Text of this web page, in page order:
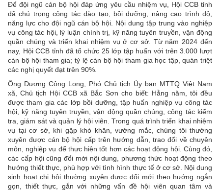
Để đội ngũ cán bộ hội đáp ứng yêu cầu nhiệm vụ, Hội CCB tỉnh
đã chú trọng công tác đào tạo, bồi dưỡng, nâng cao trình độ,
năng lực cho đội ngũ cán bộ hội. Nội dung tập trung vào nghiệp
vụ công tác hội, lý luận chính trị, kỹ năng tuyên truyền, vận động
quần chúng và triển khai nhiệm vụ ở cơ sở. Từ năm 2024 đến
nay, Hội CCB tỉnh đã tổ chức 25 lớp tập huấn với trên 3.000 lượt
cán bộ hội tham gia; tỷ lệ cán bộ hội tham gia học tập, quán triệt
các nghị quyết đạt trên 90%.
Ông Dương Công Long, Phó Chủ tịch Ủy ban MTTQ Việt Nam
xã, Chủ tịch Hội CCB xã Bắc Sơn cho biết: Hằng năm, tôi đều
được tham gia các lớp bồi dưỡng, tập huấn nghiệp vụ công tác
hội, kỹ năng tuyên truyền, vận động quần chúng, công tác kiểm
tra, giám sát và quản lý hội viên. Trong quá trình triển khai nhiệm
vụ tại cơ sở, khi gặp khó khăn, vướng mắc, chúng tôi thường
xuyên được cán bộ hội cấp trên hướng dẫn, trao đổi về chuyên
môn, nghiệp vụ để thực hiện tốt hơn các hoạt động hội. Cùng đó,
các cấp hội cũng đổi mới nội dung, phương thức hoạt động theo
hướng thiết thực, phù hợp với tình hình thực tế ở cơ sở. Nội dung
sinh hoạt chi hội thường xuyên được đổi mới theo hướng ngắn
gọn, thiết thực, gắn với những vấn đề hội viên quan tâm và